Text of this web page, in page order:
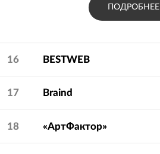
ПОДРОБНЕЕ
16 BESTWEB
17 Braind
18 «АртФактор»